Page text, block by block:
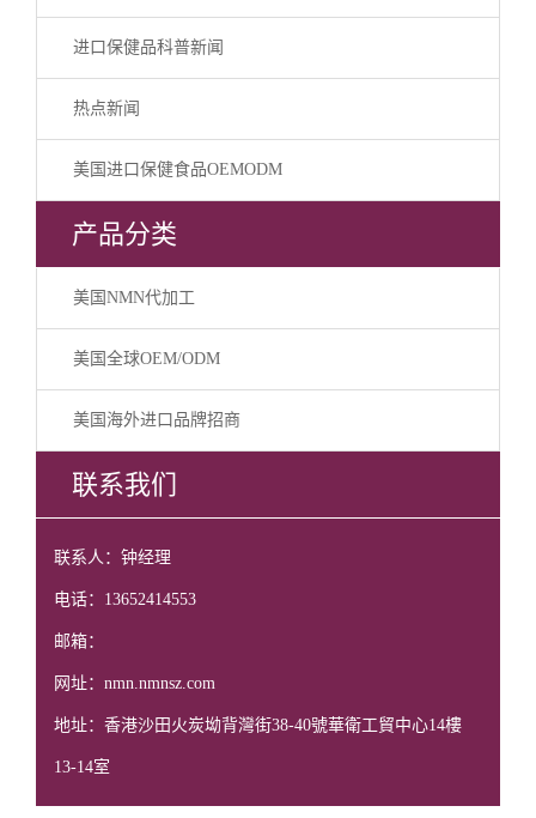
进口保健品科普新闻
热点新闻
美国进口保健食品OEMODM
产品分类
美国NMN代加工
美国全球OEM/ODM
美国海外进口品牌招商
联系我们
联系人：钟经理
电话：13652414553
邮箱：
网址：nmn.nmnsz.com
地址：香港沙田火炭坳背灣街38-40號華衛工貿中心14樓
13-14室